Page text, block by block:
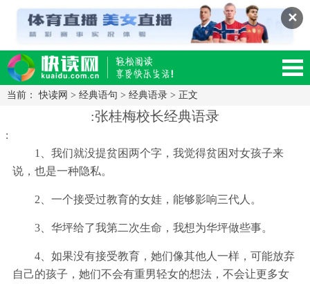
✕
读网-轻松阅读,快乐生活移动版
当前：快读网 > 经典语句 > 经典语录 > 正文
:张桂梅校长经典语录
:
1、我们就没提贫困两个字，我觉得贫困对女孩子来
说，也是一种隐私。
2、一个接受过教育的女娃，能够影响三代人。
3、华坪给了我第二次生命，我想为华坪做些事。
4、如果没有接受教育，她们像其他人一样，可能放弃
自己的孩子，她们不会有重男轻女的想法，不会让更多女